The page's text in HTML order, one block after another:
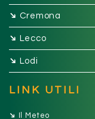
➔ Cremona
➔ Lecco
➔ Lodi
LINK UTILI
➔ Il Meteo